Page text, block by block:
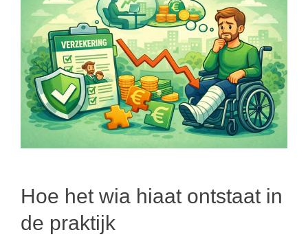
Hoe het wia hiaat ontstaat in
de praktijk